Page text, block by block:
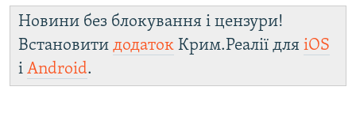
Новини без блокування і цензури!
Встановити додаток Крим.Реалії для iOS
і Android.